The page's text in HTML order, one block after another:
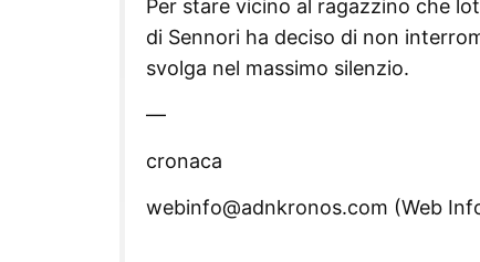
Per stare vicino al ragazzino che
di Sennori ha deciso di non
svolga nel massimo silenzio.
—
cronaca
webinfo@adnkronos.com (Web